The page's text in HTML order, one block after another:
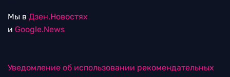
Мы в Дзен.Новостях
и Google.News
Уведомление об использовании рекомендательных